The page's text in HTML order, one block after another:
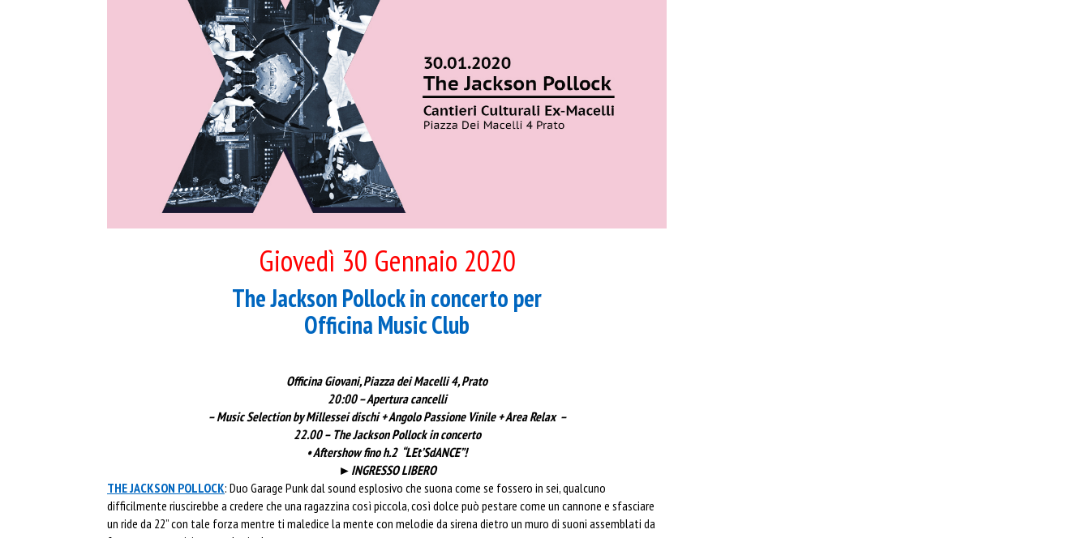
Giovedì 30 Gennaio 2020
The Jackson Pollock in concerto per
Officina Music Club
Officina Giovani, Piazza dei Macelli 4, Prato
20:00 – Apertura cancelli
– Music Selection by Millessei dischi + Angolo Passione Vinile + Area Relax –
22.00 – The Jackson Pollock in concerto
• Aftershow fino h.2 “LEt’SdANCE”!
►INGRESSO LIBERO
THE JACKSON POLLOCK: Duo Garage Punk dal sound esplosivo che suona come se fossero in sei, qualcuno
difficilmente riuscirebbe a credere che una ragazzina così piccola, così dolce può pestare come un cannone e sfasciare
un ride da 22” con tale forza mentre ti maledice la mente con melodie da sirena dietro un muro di suoni assemblati da